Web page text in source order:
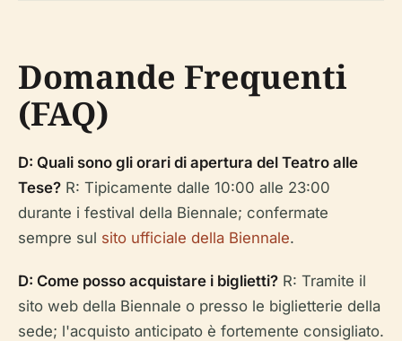
Domande Frequenti
(FAQ)
D: Quali sono gli orari di apertura del Teatro alle
Tese? R: Tipicamente dalle 10:00 alle 23:00
durante i festival della Biennale; confermate
sempre sul sito ufficiale della Biennale.
D: Come posso acquistare i biglietti? R: Tramite il
sito web della Biennale o presso le biglietterie della
sede; l'acquisto anticipato è fortemente consigliato.